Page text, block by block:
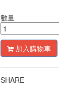
數量
加入購物車
SHARE